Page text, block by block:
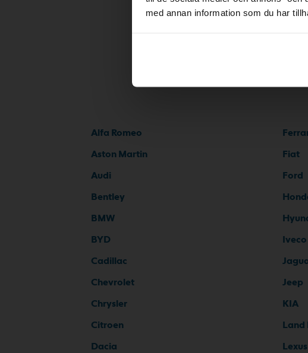
med annan information som du har
Alfa Romeo
Aston Martin
Audi
Bentley
BMW
BYD
Cadillac
Chevrolet
Chrysler
Citroen
Dacia
Fiat
Ford
Iveco
Jeep
KIA
Land
Lexus